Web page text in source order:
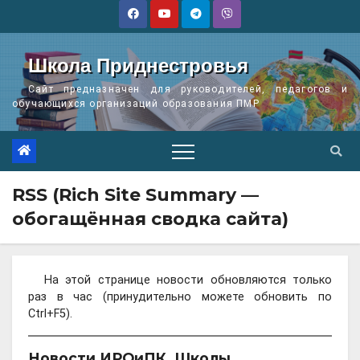
Школа Приднестровья
Сайт предназначен для руководителей, педагогов и
обучающихся организаций образования ПМР
RSS (Rich Site Summary —
обогащённая сводка сайта)
На этой странице новости обновляются только
раз в час (принудительно можете обновить по
Ctrl+F5).